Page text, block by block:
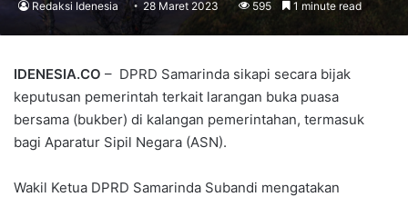
Redaksi Idenesia 28 Maret 2023 595 1 minute read
IDENESIA.CO – DPRD Samarinda sikapi secara bijak
keputusan pemerintah terkait larangan buka puasa
bersama (bukber) di kalangan pemerintahan, termasuk
bagi Aparatur Sipil Negara (ASN).
Wakil Ketua DPRD Samarinda Subandi mengatakan